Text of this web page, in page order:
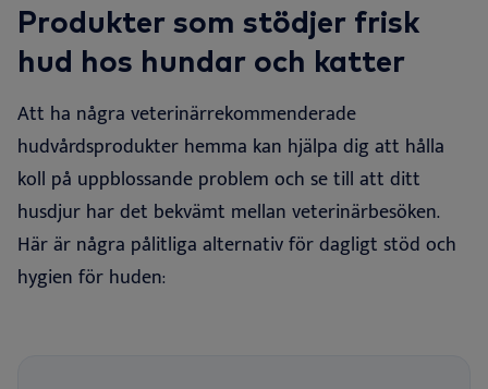
Produkter som stödjer frisk
hud hos hundar och katter
Att ha några veterinärrekommenderade
hudvårdsprodukter hemma kan hjälpa dig att hålla
koll på uppblossande problem och se till att ditt
husdjur har det bekvämt mellan veterinärbesöken.
Här är några pålitliga alternativ för dagligt stöd och
hygien för huden: